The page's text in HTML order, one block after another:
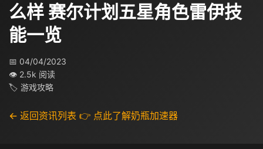
么样 赛尔计划五星角色雷伊技
能一览
📅 04/04/2023
👁 2.5k 阅读
🏷 游戏攻略
← 返回资讯列表 👉 点此了解奶瓶加速器